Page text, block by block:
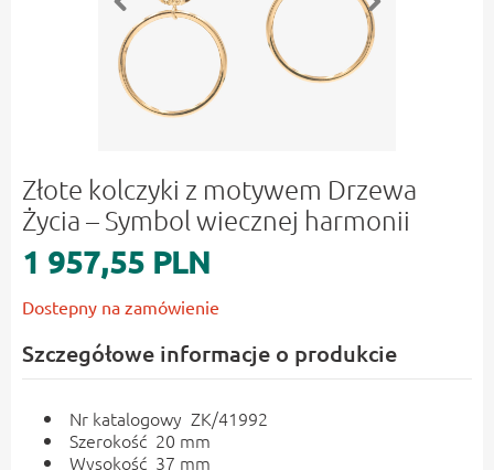
Złote kolczyki z motywem Drzewa
Życia – Symbol wiecznej harmonii
1 957,55 PLN
Dostepny na zamówienie
Szczegółowe informacje o produkcie
Nr katalogowy ZK/41992
Szerokość 20 mm
Wysokość 37 mm